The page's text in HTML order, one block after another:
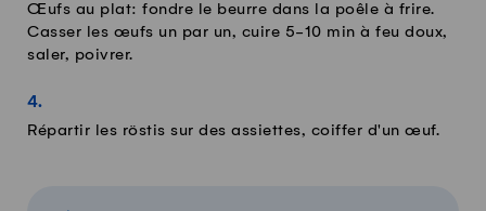
Œufs au plat: fondre le beurre dans la poêle à frire.
Casser les œufs un par un, cuire 5-10 min à feu doux,
saler, poivrer.
Répartir les röstis sur des assiettes, coiffer d'un œuf.